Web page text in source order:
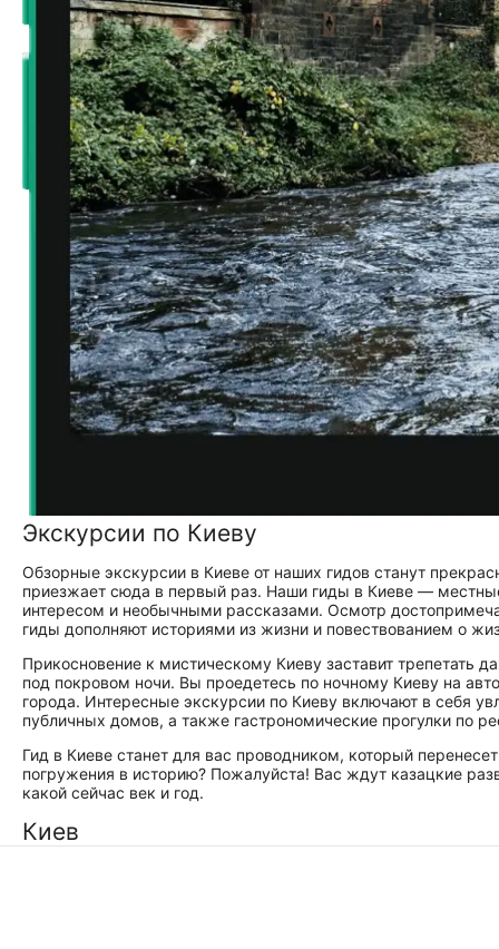
Экскурсии по Киеву
Обзорные экскурсии в Киеве от наших гидов станут
приезжает сюда в первый раз. Наши гиды в Киеве —
интересом и необычными рассказами. Осмотр
гиды дополняют историями из жизни и повествованием о
Прикосновение к мистическому Киеву заставит
под покровом ночи. Вы проедетесь по ночному Киеву на
города. Интересные экскурсии по Киеву включают в себя
публичных домов, а также гастрономические прогулки по
Гид в Киеве станет для вас проводником, который
погружения в историю? Пожалуйста! Вас ждут казацкие
какой сейчас век и год.
Киев